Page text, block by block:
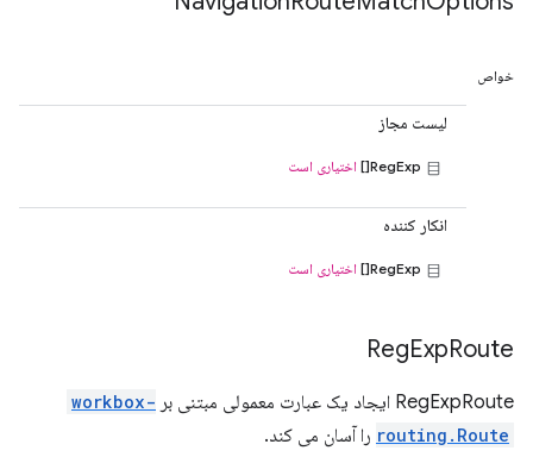
خواص
لیست مجاز
اختیاری است
انکار کننده
اختیاری است
RegExpRoute
RegExpRoute ایجاد یک عبارت معمولی مبتنی بر
workbox-
routing.Route را آسان می کند.